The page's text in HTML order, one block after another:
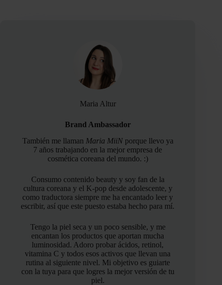
Maria Altur
Brand Ambassador
También me llaman Maria MiiNporque llevo ya
7 años trabajando en la mejor empresa de
cosmética coreana del mundo. :)
Consumo contenido beauty y soy fan de la
cultura coreana y el K-pop desde adolescente, y
como traductora siempre me ha encantado leer y
escribir, así que este puesto estaba hecho para mí.
Tengo la piel seca y un poco sensible, y me
encantan los productos que aportan mucha
luminosidad. Adoro probar ácidos, retinol,
vitamina C y todos esos activos que llevan una
rutina al siguiente nivel. Mi objetivo es guiarte
con la tuya para que logres la mejor versión de tu
piel.